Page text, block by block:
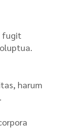
fugit
harum